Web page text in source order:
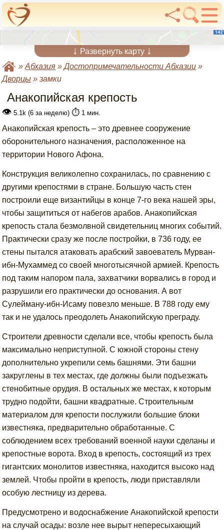
↓ Развернуть карту ↓
»Абхазия »Достопримечательности Абхазии »
Дворцы »замки
Анакопийская крепость
👁 5.1k (6 за неделю) ⏱️ 1 мин.
Анакопийская крепость – это древнее сооружение
оборонительного назначения, расположенное на
территории Нового Афона.
Конструкция великолепно сохранилась, по сравнению с
другими крепостями в стране. Большую часть стен
построили еще византийцы в конце 7-го века нашей эры,
чтобы защититься от набегов арабов. Анакопийская
крепость стала безмолвной свидетельниц многих событий.
Практически сразу же после постройки, в 736 году, ее
стены пытался атаковать арабский завоеватель Мурван-
ибн-Мухаммед со своей многотысячной армией. Крепость
под таким напором пала, захватчики ворвались в город и
разрушили его практически до основания. А вот
Сулейману-ибн-Исаму повезло меньше. В 788 году ему
так и не удалось преодолеть Анакопийскую преграду.
Строители древности сделали все, чтобы крепость была
максимально неприступной. С южной стороны стену
дополнительно укрепили семь башнями. Эти башни
закруглены в тех местах, где должны были подъезжать
стенобитные орудия. В остальных же местах, к которым
трудно подойти, башни квадратные. Строительным
материалом для крепости послужили большие блоки
известняка, предварительно обработанные. С
соблюдением всех требований военной науки сделаны и
крепостные ворота. Вход в крепость, состоящий из трех
гигантских монолитов известняка, находится высоко над
землей. Чтобы пройти в крепость, люди приставляли
особую лестницу из дерева.
Предусмотрено и водоснабжение Анакопийской крепости
на случай осады: возле нее вырыт непересыхающий